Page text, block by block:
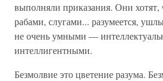
выполняли приказания. Они
рабами, слугами... разумеется,
не очень умными —
интеллигентными.
Безмолвие это цветение разума.